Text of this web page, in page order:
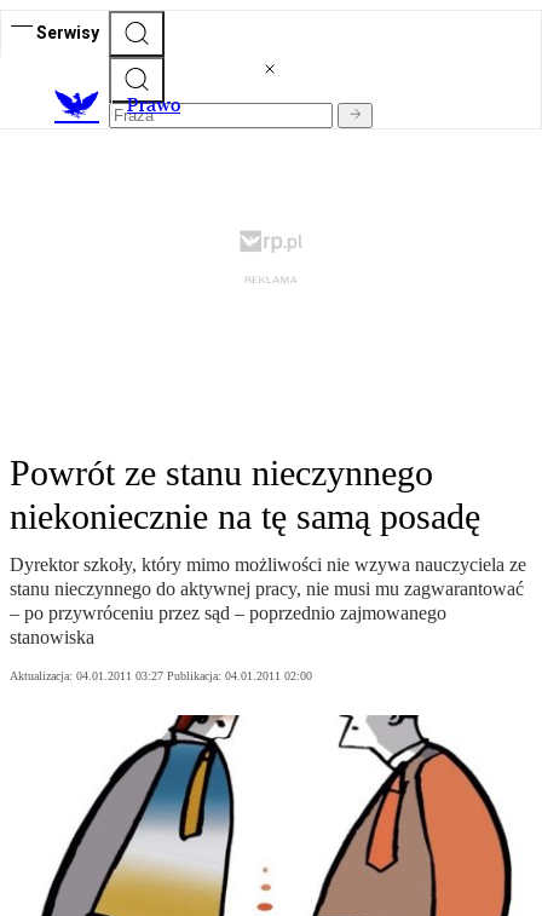
Serwisy
Prawo
Powrót ze stanu nieczynnego
niekoniecznie na tę samą posadę
Dyrektor szkoły, który mimo możliwości nie wzywa nauczyciela ze
stanu nieczynnego do aktywnej pracy, nie musi mu zagwarantować
– po przywróceniu przez sąd – poprzednio zajmowanego
stanowiska
Aktualizacja: 04.01.2011 03:27 Publikacja: 04.01.2011 02:00